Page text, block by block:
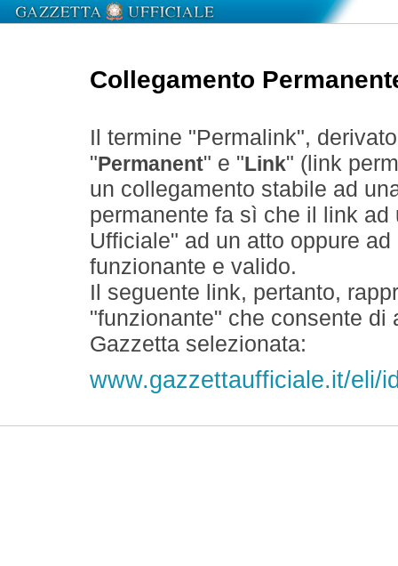
Collegamento
Il termine "Permalink",
" Permanent" e " Link" (link
un collegamento stabile ad
permanente fa sì che il link
Ufficiale" ad un atto oppure
funzionante e valido.
Il seguente link, pertanto,
"funzionante" che consente
Gazzetta selezionata:
www.gazzettaufficiale.it/eli/